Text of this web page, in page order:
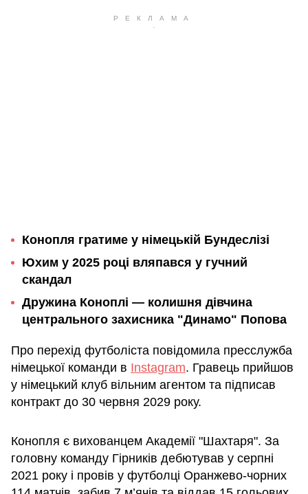
Конопля гратиме у німецькій Бундеслізі
Юхим у 2025 році вляпався у гучний
скандал
Дружина Коноплі — колишня дівчина
центрального захисника "Динамо" Попова
Про перехід футболіста повідомила пресслужба
німецької команди в Instagram. Гравець прийшов
у німецький клуб вільним агентом та підписав
контракт до 30 червня 2029 року.
Конопля є вихованцем Академії "Шахтаря". За
головну команду Гірників дебютував у серпні
2021 року і провів у футболці Оранжево-чорних